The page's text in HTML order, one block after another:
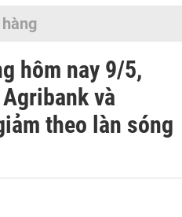
hôm nay 9/5,
và
theo làn sóng